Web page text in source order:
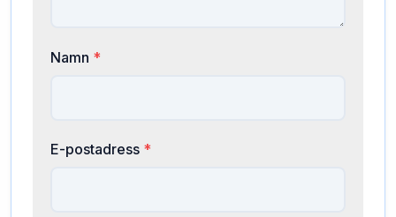
Namn *
E-postadress *